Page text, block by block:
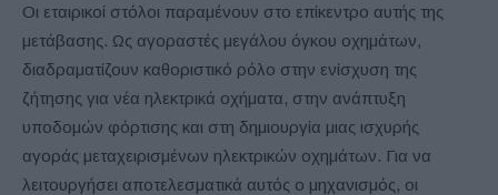
Οι εταιρικοί στόλοι παραμένουν στο επίκεντρο αυτής της
μετάβασης. Ως αγοραστές μεγάλου όγκου οχημάτων,
διαδραματίζουν καθοριστικό ρόλο στην ενίσχυση της
ζήτησης για νέα ηλεκτρικά οχήματα, στην ανάπτυξη
υποδομών φόρτισης και στη δημιουργία μιας ισχυρής
αγοράς μεταχειρισμένων ηλεκτρικών οχημάτων. Για να
λειτουργήσει αποτελεσματικά αυτός ο μηχανισμός, οι